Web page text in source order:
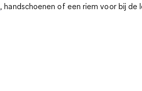
, handschoenen of een riem voor bij de